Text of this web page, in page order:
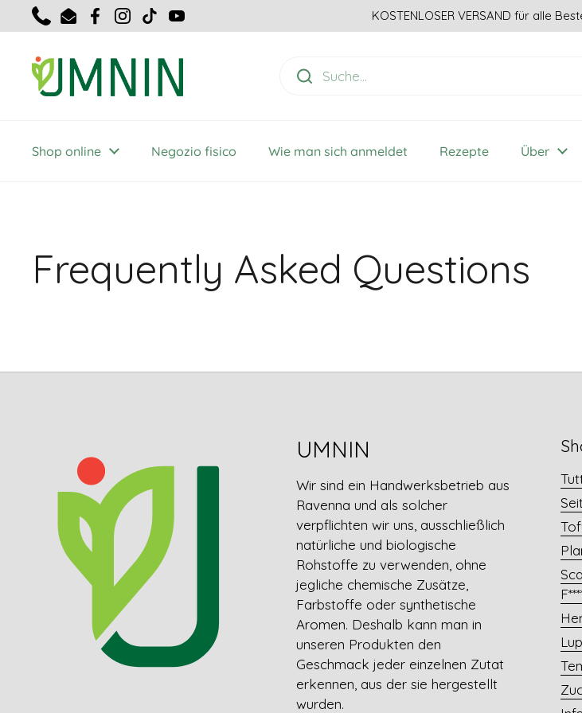
Zum Inhalt springen
TelefonE-MailFacebook
Instagram
TikTokYouTube
KOSTENLOSER VERSAND für alle
Shop online Negozio fisico Wie man sich anmeldet Rezepte Über
Frequently Asked Questions
UMNIN
Wir sind ein Handwerksbetrieb aus
Ravenna und als solcher
verpflichten wir uns, ausschließlich
natürliche und biologische
Rohstoffe zu verwenden, ohne
jegliche chemische Zusätze,
Farbstoffe oder synthetische
Aromen. Deshalb kann man in
unseren Produkten den
Geschmack jeder einzelnen Zutat
erkennen, aus der sie hergestellt
wurden.